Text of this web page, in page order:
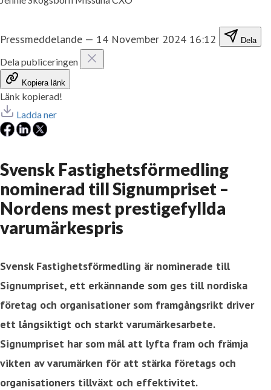
Pressmeddelande — 14 November 2024 16:12 Dela
Dela publiceringen
Kopiera länk
Länk kopierad!
Ladda ner
Svensk Fastighetsförmedling
nominerad till Signumpriset –
Nordens mest prestigefyllda
varumärkespris
Svensk Fastighetsförmedling är nominerade till
Signumpriset, ett erkännande som ges till nordiska
företag och organisationer som framgångsrikt driver
ett långsiktigt och starkt varumärkesarbete.
Signumpriset har som mål att lyfta fram och främja
vikten av varumärken för att stärka företags och
organisationers tillväxt och effektivitet.